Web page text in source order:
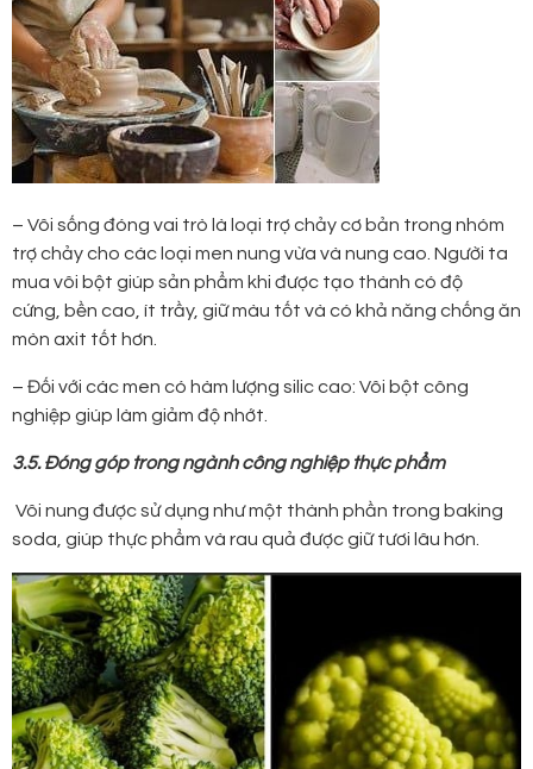
– Vôi sống đóng vai trò là loại trợ chảy cơ bản trong nhóm
trợ chảy cho các loại men nung vừa và nung cao. Người ta
mua vôi bột giúp sản phẩm khi được tạo thành có độ
cứng, bền cao, ít trầy, giữ màu tốt và có khả năng chống ăn
mòn axit tốt hơn.
– Đối với các men có hàm lượng silic cao: Vôi bột công
nghiệp giúp làm giảm độ nhớt.
3.5. Đóng góp trong ngành công nghiệp thực phẩm
Vôi nung được sử dụng như một thành phần trong baking
soda, giúp thực phẩm và rau quả được giữ tươi lâu hơn.